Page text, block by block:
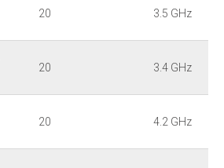
20 3.5 GHz
20 3.4 GHz
20 4.2 GHz